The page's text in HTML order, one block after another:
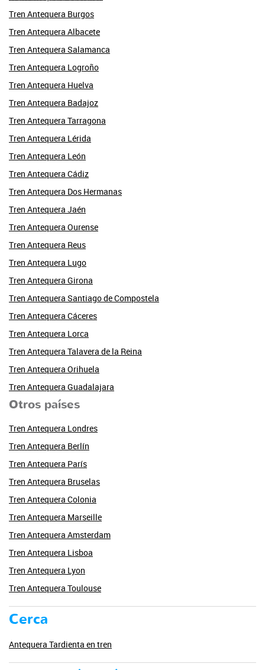
Tren Antequera Burgos
Tren Antequera Albacete
Tren Antequera Salamanca
Tren Antequera Logroño
Tren Antequera Huelva
Tren Antequera Badajoz
Tren Antequera Tarragona
Tren Antequera Lérida
Tren Antequera León
Tren Antequera Cádiz
Tren Antequera Dos Hermanas
Tren Antequera Jaén
Tren Antequera Ourense
Tren Antequera Reus
Tren Antequera Lugo
Tren Antequera Girona
Tren Antequera Santiago de Compostela
Tren Antequera Cáceres
Tren Antequera Lorca
Tren Antequera Talavera de la Reina
Tren Antequera Orihuela
Tren Antequera Guadalajara
Otros países
Tren Antequera Londres
Tren Antequera Berlín
Tren Antequera París
Tren Antequera Bruselas
Tren Antequera Colonia
Tren Antequera Marseille
Tren Antequera Amsterdam
Tren Antequera Lisboa
Tren Antequera Lyon
Tren Antequera Toulouse
Cerca
Antequera Tardienta en tren